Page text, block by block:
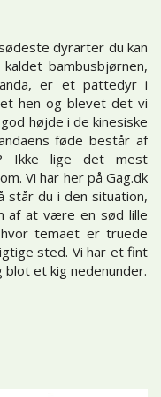
dyrarter du kan
bambusbjørnen,
er et pattedyr i
hen og blevet det vi
højde i de kinesiske
føde består af
Ikke lige det mest
Vi har her på Gag.dk
står du i den situation,
af at være en sød lille
temaet er truede
sted. Vi har et fint
et kig nedenunder.